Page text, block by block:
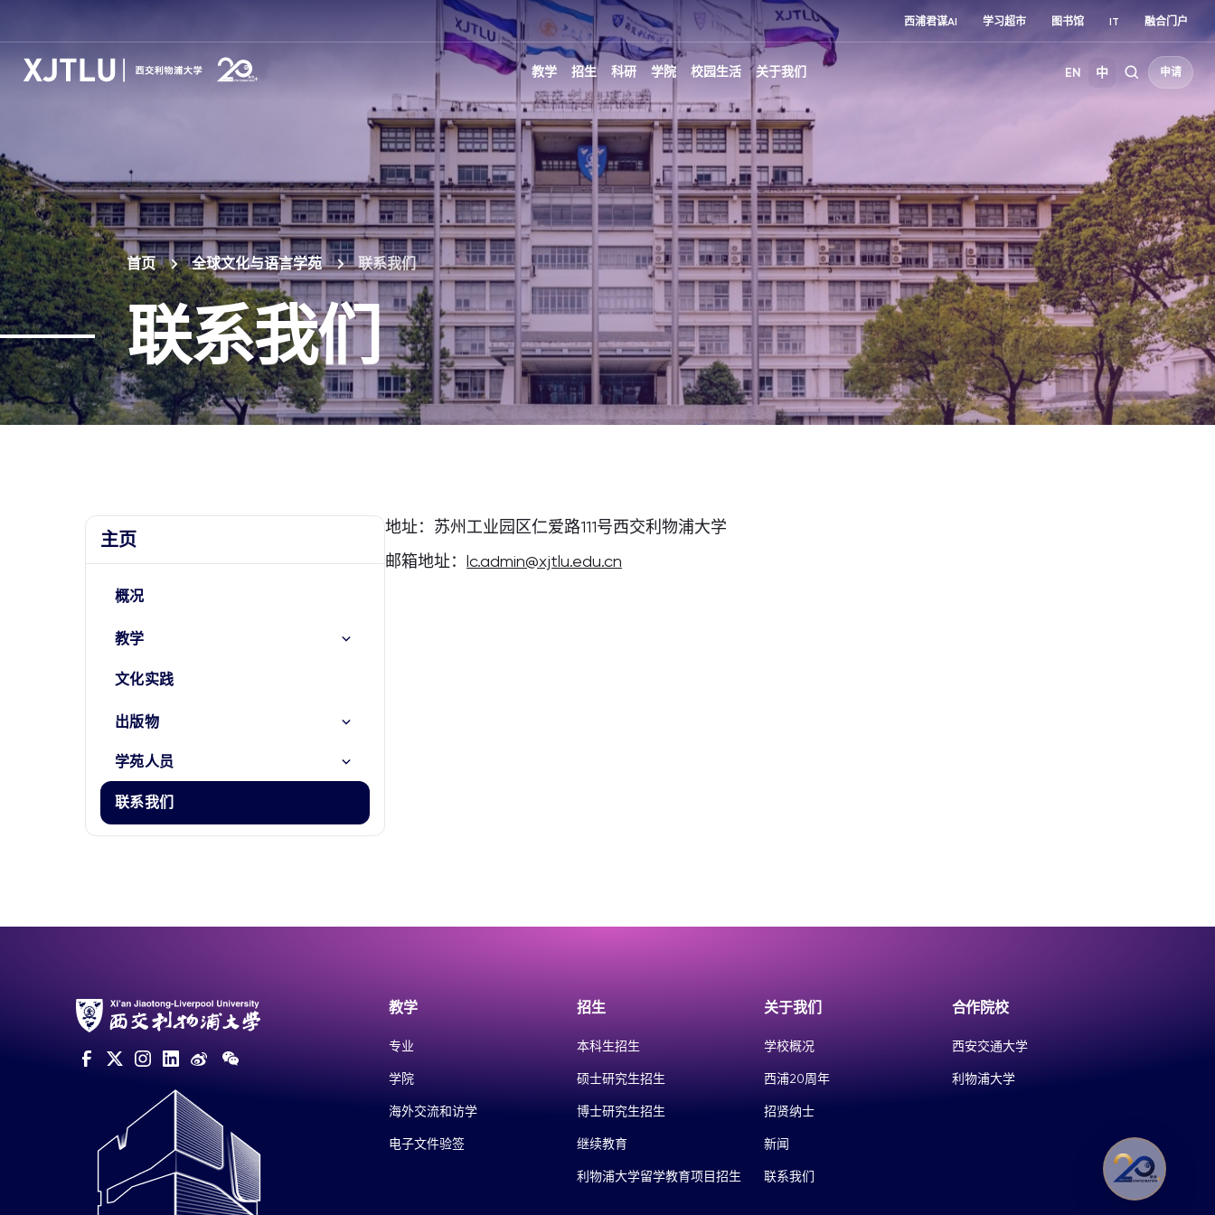
西浦君谋AI 学习超市 图书馆 IT 融合门户
教学 招生 科研 学院 校园生活 关于我们 EN 中 申请
首页 全球文化与语言学苑 联系我们
联系我们
主页
概况
教学
文化实践
出版物
学苑人员
联系我们
地址：苏州工业园区仁爱路111号西交利物浦大学
邮箱地址：lc.admin@xjtlu.edu.cn
教学
专业
学院
海外交流和访学
电子文件验签
招生
本科生招生
硕士研究生招生
博士研究生招生
继续教育
利物浦大学留学教育项目招生
关于我们
学校概况
西浦20周年
招贤纳士
新闻
联系我们
合作院校
西安交通大学
利物浦大学